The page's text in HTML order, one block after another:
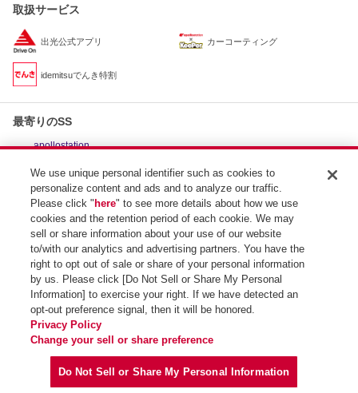
取扱サービス
出光公式アプリ カーコーティング
idemitsuでんき特割
最寄りのSS
apollostation
パニー
apollostation
セルフイン西川田SS / （株）カキヌマ
apollostation
宇都宮鶴田SS / 出光リテール販売（株）北関東カンパ
ニー
SS検索トップ
We use unique personal identifier such as cookies to
personalize content and ads and to analyze our traffic.
Please click " here" to see more details about how we use
cookies and the retention period of each cookie. We may
sell or share information about your use of our website
to/with our analytics and advertising partners. You have the
right to opt out of sale or share of your personal information
by us. Please click [Do Not Sell or Share My Personal
Information] to exercise your right. If we have detected an
opt-out preference signal, then it will be honored.
Privacy Policy
Change your sell or share preference
Do Not Sell or Share My Personal Information